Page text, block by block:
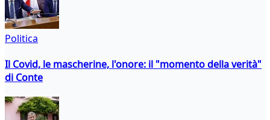
Politica
Il Covid, le mascherine, l'onore: il "momento della verità"
di Conte